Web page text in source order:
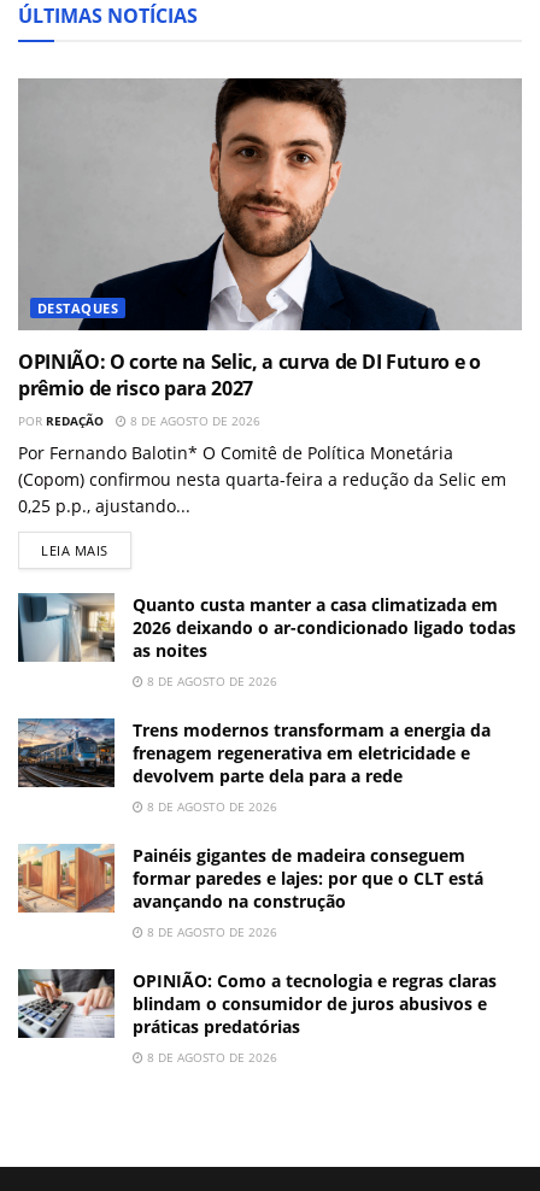
ÚLTIMAS NOTÍCIAS
DESTAQUES
OPINIÃO: O corte na Selic, a curva de DI Futuro e o
prêmio de risco para 2027
POR REDAÇÃO 8 DE AGOSTO DE 2026
Por Fernando Balotin* O Comitê de Política Monetária
(Copom) confirmou nesta quarta-feira a redução da Selic em
0,25 p.p., ajustando...
LEIA MAIS
Quanto custa manter a casa climatizada em
2026 deixando o ar-condicionado ligado todas
as noites
8 DE AGOSTO DE 2026
Trens modernos transformam a energia da
frenagem regenerativa em eletricidade e
devolvem parte dela para a rede
8 DE AGOSTO DE 2026
Painéis gigantes de madeira conseguem
formar paredes e lajes: por que o CLT está
avançando na construção
8 DE AGOSTO DE 2026
OPINIÃO: Como a tecnologia e regras claras
blindam o consumidor de juros abusivos e
práticas predatórias
8 DE AGOSTO DE 2026